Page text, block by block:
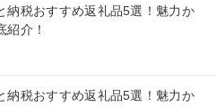
納税おすすめ返礼品5選！魅力か
紹介！
納税おすすめ返礼品5選！魅力か